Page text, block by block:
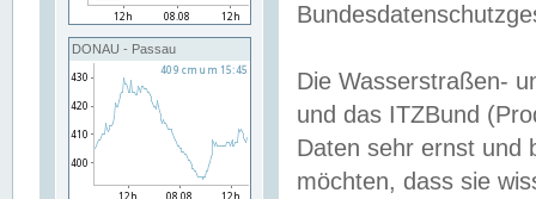
DONAU - Passau
Die Wasserstraßen-
und das ITZBund
Daten sehr ernst und
möchten, dass sie